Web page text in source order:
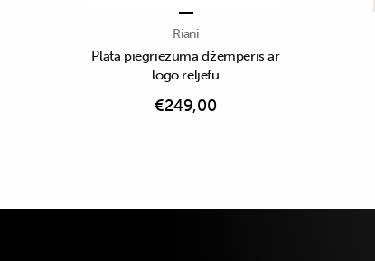
Riani
Plata piegriezuma džemperis ar
logo reljefu
€249,00